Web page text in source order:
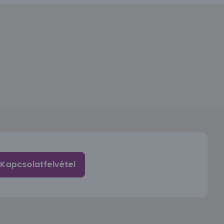
Kapcsolatfelvétel